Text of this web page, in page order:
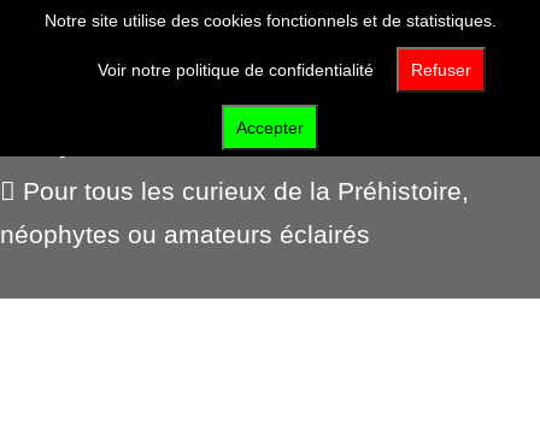
Expositions virtuelles
Pour tous les curieux de la Préhistoire,
néophytes ou amateurs éclairés
Notre site utilise des cookies fonctionnels et de statistiques.
Voir notre politique de confidentialité Refuser
Accepter